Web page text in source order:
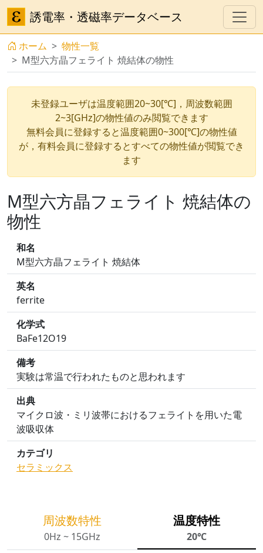
誘電率・透磁率データベース
ホーム
物性一覧
M型六方晶フェライト 焼結体の物性
未登録ユーザは温度範囲20~30[℃]，周波数範囲
2~3[GHz]の物性値のみ閲覧できます
無料会員に登録すると温度範囲0~300[℃]の物性値
が，有料会員に登録するとすべての物性値が閲覧でき
ます
M型六方晶フェライト 焼結体の
物性
和名
M型六方晶フェライト 焼結体
英名
ferrite
化学式
BaFe12O19
備考
実験は常温で行われたものと思われます
出典
マイクロ波・ミリ波帯におけるフェライトを用いた電
波吸収体
カテゴリ
セラミックス
周波数特性
0Hz ~ 15GHz
温度特性
20℃